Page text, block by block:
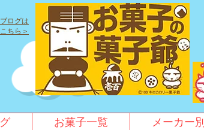
ブログは
こちら＞
お菓子一覧 メーカー別